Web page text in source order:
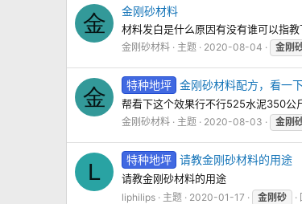
金 金刚砂材料
材料发白是什么原因有没有谁可以指教
金刚砂材料 主题 2020-08-04 金刚
金 特种地坪 金刚砂材料配方，看一
帮看下这个效果行不行525水泥350公
金刚砂材料 主题 2020-08-03 金刚
L 特种地坪 请教金刚砂材料的用途
请教金刚砂材料的用途
liphilips 主题 2020-01-17 金刚砂